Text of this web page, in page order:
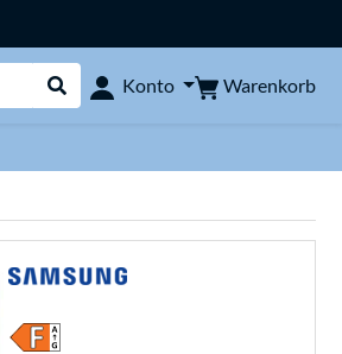
Suche durchführen
Konto Warenkorb